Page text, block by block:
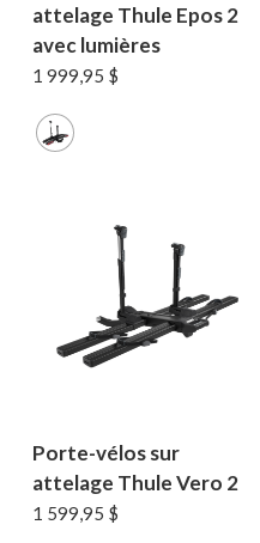
attelage Thule Epos 2
avec lumières
1 999,95 $
Porte-vélos sur
attelage Thule Vero 2
1 599,95 $